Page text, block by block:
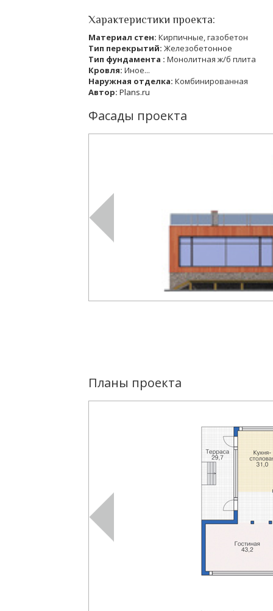
Характеристики проекта:
Материал стен: Кирпичные, газобетон
Тип перекрытий: Железобетонное
Тип фундамента : Монолитная ж/б плита
Кровля: Иное...
Наружная отделка: Комбинированная
Автор: Plans.ru
Фасады проекта
Планы проекта